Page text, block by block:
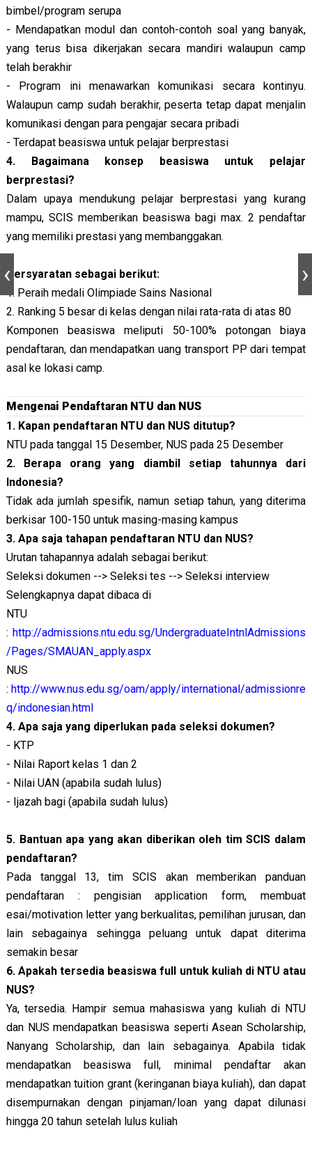
bimbel/program serupa
- Mendapatkan modul dan contoh-contoh soal yang banyak,
yang terus bisa dikerjakan secara mandiri walaupun camp
telah berakhir
- Program ini menawarkan komunikasi secara kontinyu.
Walaupun camp sudah berakhir, peserta tetap dapat menjalin
komunikasi dengan para pengajar secara pribadi
- Terdapat beasiswa untuk pelajar berprestasi
4. Bagaimana konsep beasiswa untuk pelajar
berprestasi?
Dalam upaya mendukung pelajar berprestasi yang kurang
mampu, SCIS memberikan beasiswa bagi max. 2 pendaftar
yang memiliki prestasi yang membanggakan.
Persyaratan sebagai berikut:
1. Peraih medali Olimpiade Sains Nasional
2. Ranking 5 besar di kelas dengan nilai rata-rata di atas 80
Komponen beasiswa meliputi 50-100% potongan biaya
pendaftaran, dan mendapatkan uang transport PP dari tempat
asal ke lokasi camp.
Mengenai Pendaftaran NTU dan NUS
1. Kapan pendaftaran NTU dan NUS ditutup?
NTU pada tanggal 15 Desember, NUS pada 25 Desember
2. Berapa orang yang diambil setiap tahunnya dari
Indonesia?
Tidak ada jumlah spesifik, namun setiap tahun, yang diterima
berkisar 100-150 untuk masing-masing kampus
3. Apa saja tahapan pendaftaran NTU dan NUS?
Urutan tahapannya adalah sebagai berikut:
Seleksi dokumen --> Seleksi tes --> Seleksi interview
Selengkapnya dapat dibaca di
NTU
:http://admissions.ntu.edu.sg/UndergraduateIntnlAdmissions
/Pages/SMAUAN_apply.aspx
NUS
:http://www.nus.edu.sg/oam/apply/international/admissionre
q/indonesian.html
4. Apa saja yang diperlukan pada seleksi dokumen?
- KTP
- Nilai Raport kelas 1 dan 2
- Nilai UAN (apabila sudah lulus)
- Ijazah bagi (apabila sudah lulus)
5. Bantuan apa yang akan diberikan oleh tim SCIS dalam
pendaftaran?
Pada tanggal 13, tim SCIS akan memberikan panduan
pendaftaran : pengisian application form, membuat
esai/motivation letter yang berkualitas, pemilihan jurusan, dan
lain sebagainya sehingga peluang untuk dapat diterima
semakin besar
6. Apakah tersedia beasiswa full untuk kuliah di NTU atau
NUS?
Ya, tersedia. Hampir semua mahasiswa yang kuliah di NTU
dan NUS mendapatkan beasiswa seperti Asean Scholarship,
Nanyang Scholarship, dan lain sebagainya. Apabila tidak
mendapatkan beasiswa full, minimal pendaftar akan
mendapatkan tuition grant (keringanan biaya kuliah), dan dapat
disempurnakan dengan pinjaman/loan yang dapat dilunasi
hingga 20 tahun setelah lulus kuliah